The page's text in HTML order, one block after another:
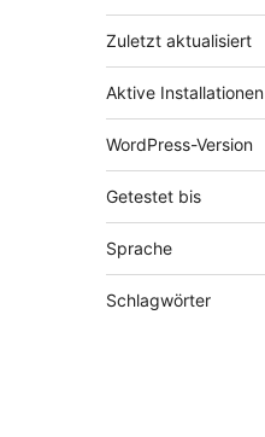
Zuletzt aktualisiert
Aktive Installationen
WordPress-Version
Getestet bis
Sprache
Schlagwörter